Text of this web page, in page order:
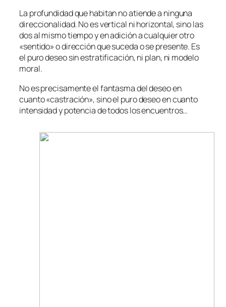
La profundidad que habitan no atiende a ninguna
direccionalidad. No es vertical ni horizontal, sino las
dos al mismo tiempo y en adición a cualquier otro
«sentido» o dirección que suceda o se presente. Es
el puro deseo sin estratificación, ni plan, ni modelo
moral.
No es precisamente el fantasma del deseo en
cuanto «castración», sino el puro deseo en cuanto
intensidad y potencia de todos los encuentros…